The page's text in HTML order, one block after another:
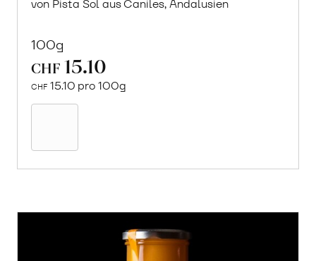
von Pista Sol aus Caniles, Andalusien
100g
CHF 15.10
CHF 15.10 pro 100g